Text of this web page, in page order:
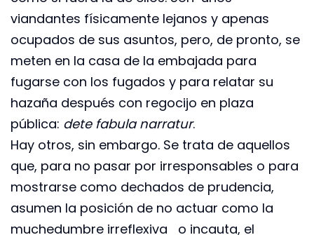
viandantes físicamente lejanos y apenas
ocupados de sus asuntos, pero, de pronto, se
meten en la casa de la embajada para
fugarse con los fugados y para relatar su
hazaña después con regocijo en plaza
pública: dete fabula narratur.
Hay otros, sin embargo. Se trata de aquellos
que, para no pasar por irresponsables o para
mostrarse como dechados de prudencia,
asumen la posición de no actuar como la
muchedumbre irreflexiva o incauta, el